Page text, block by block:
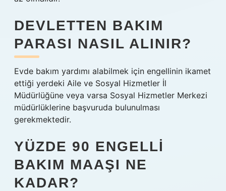
DEVLETTEN BAKIM
PARASI NASIL ALINIR?
Evde bakım yardımı alabilmek için engellinin ikamet
ettiği yerdeki Aile ve Sosyal Hizmetler İl
Müdürlüğüne veya varsa Sosyal Hizmetler Merkezi
müdürlüklerine başvuruda bulunulması
gerekmektedir.
YÜZDE 90 ENGELLI
BAKIM MAAŞI NE
KADAR?